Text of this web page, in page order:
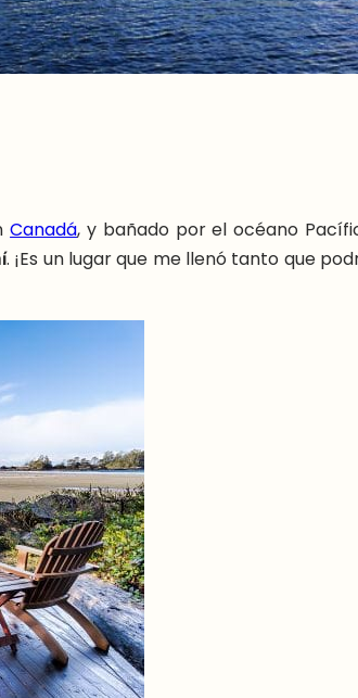
Canadá, y bañado por el océano
. ¡Es un lugar que me llenó tanto que